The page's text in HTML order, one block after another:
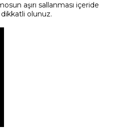
aşırı sallanması içeride
olunuz.